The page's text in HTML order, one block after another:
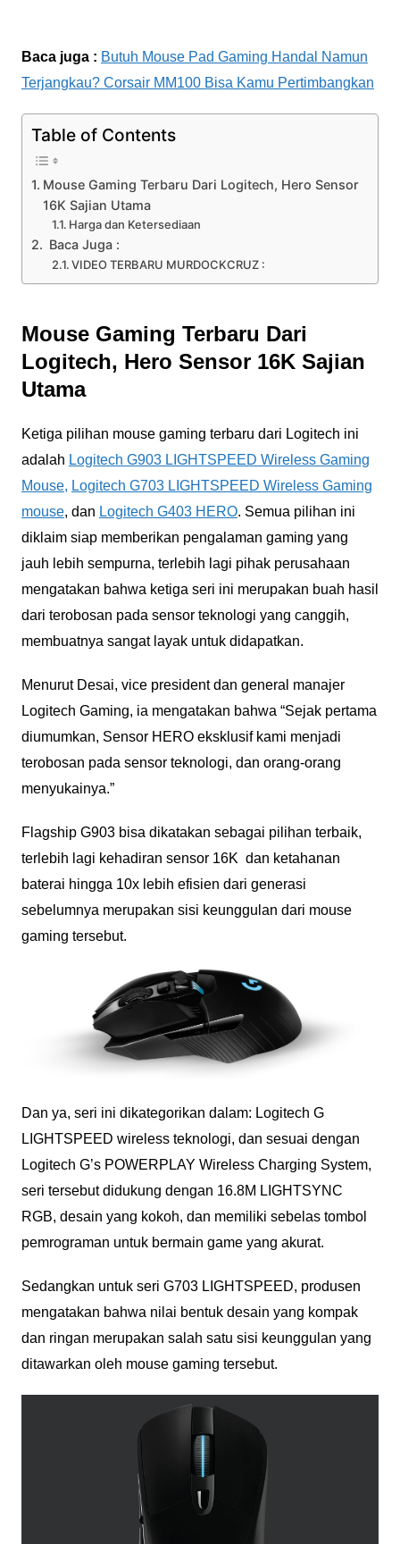
Baca juga : Butuh Mouse Pad Gaming Handal Namun
Terjangkau? Corsair MM100 Bisa Kamu Pertimbangkan
Table of Contents
Mouse Gaming Terbaru Dari Logitech, Hero Sensor
16K Sajian Utama
Harga dan Ketersediaan
Baca Juga :
VIDEO TERBARU MURDOCKCRUZ :
Mouse Gaming Terbaru Dari
Logitech, Hero Sensor 16K Sajian
Utama
Ketiga pilihan mouse gaming terbaru dari Logitech ini
adalah Logitech G903 LIGHTSPEED Wireless Gaming
Mouse, Logitech G703 LIGHTSPEED Wireless Gaming
mouse, dan Logitech G403 HERO. Semua pilihan ini
diklaim siap memberikan pengalaman gaming yang
jauh lebih sempurna, terlebih lagi pihak perusahaan
mengatakan bahwa ketiga seri ini merupakan buah hasil
dari terobosan pada sensor teknologi yang canggih,
membuatnya sangat layak untuk didapatkan.
Menurut Desai, vice president dan general manajer
Logitech Gaming, ia mengatakan bahwa “Sejak pertama
diumumkan, Sensor HERO eksklusif kami menjadi
terobosan pada sensor teknologi, dan orang-orang
menyukainya.”
Flagship G903 bisa dikatakan sebagai pilihan terbaik,
terlebih lagi kehadiran sensor 16K dan ketahanan
baterai hingga 10x lebih efisien dari generasi
sebelumnya merupakan sisi keunggulan dari mouse
gaming tersebut.
Dan ya, seri ini dikategorikan dalam: Logitech G
LIGHTSPEED wireless teknologi, dan sesuai dengan
Logitech G’s POWERPLAY Wireless Charging System,
seri tersebut didukung dengan 16.8M LIGHTSYNC
RGB, desain yang kokoh, dan memiliki sebelas tombol
pemrograman untuk bermain game yang akurat.
Sedangkan untuk seri G703 LIGHTSPEED, produsen
mengatakan bahwa nilai bentuk desain yang kompak
dan ringan merupakan salah satu sisi keunggulan yang
ditawarkan oleh mouse gaming tersebut.